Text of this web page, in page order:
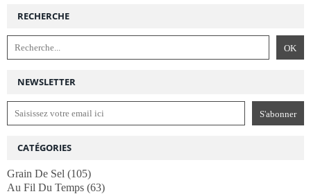
NEWSLETTER
RECHERCHE
CATÉGORIES
Grain De Sel (105)
Au Fil Du Temps (63)